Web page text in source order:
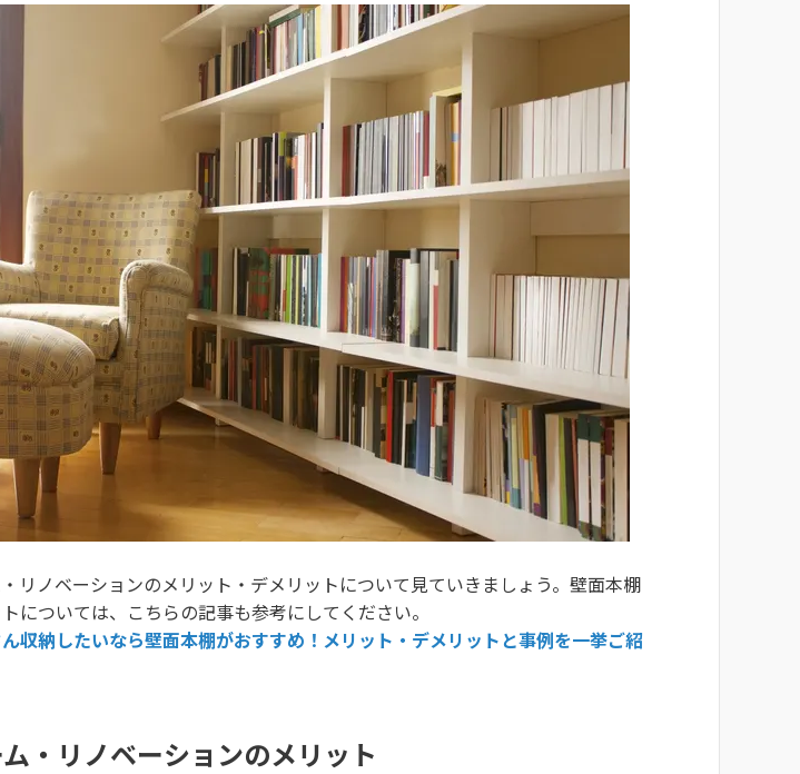
リノベーションのメリット・デメリットについて見ていきましょう。壁面本棚
については、こちらの記事も参考にしてください。
収納したいなら壁面本棚がおすすめ！メリット・デメリットと事例を一挙ご紹
・リノベーションのメリット